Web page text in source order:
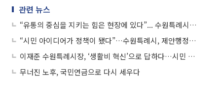
관련 뉴스
“유통의 중심을 지키는 힘은 현장에 있다”... 수원특례시의회, 과실유통 안정화 동행 선언
“시민 아이디어가 정책이 됐다”…수원특례시, 제안행정으로 ‘2관왕’, 99.4점 압도적 1위
이재준 수원특례시장, ‘생활비 혁신’으로 답하다…시민 지갑부터 살린다
무너진 노후, 국민연금으로 다시 세우다